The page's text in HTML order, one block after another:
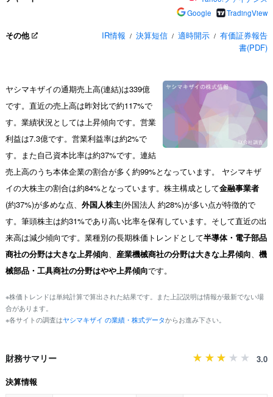
Google
TradingView
その他 IR情報 / 決算短信 / 適時開示 / 有価証券報告
書(PDF)
ヤシマキザイの通期売上高(連結)は339億
です。直近の売上高は昨対比で約117%で
す。業績状況としては上昇傾向です。営業
利益は7.3億です。営業利益率は約2%で
す。また自己資本比率は約37%です。連結
売上高のうち本体企業の割合が多く約99%となっています。 ヤシマキザ
イの大株主の割合は約84%となっています。株主構成として金融事業者
(約37%)が多めな点、 外国人株主(外国法人 約28%)が多い点が特徴的で
す。筆頭株主は約31%であり高い比率を保有しています。そして直近の出
来高は減少傾向です。業種別の長期株価トレンドとして半導体・電子部品
商社の分野は大きな上昇傾向、 産業機械商社の分野は大きな上昇傾向、 機
械部品・工具商社の分野はやや上昇傾向です。
※株価トレンドは単純計算で算出された結果です。また上記説明は情報が最新でない場
合があります。
※各サイトの調査はヤシマキザイ の業績・株式データからお進み下さい。
財務サマリー
3.0
決算情報